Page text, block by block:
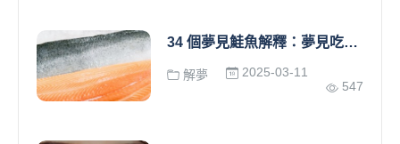
34 個夢見鮭魚解釋：夢見吃鮭魚、夢見釣鮭魚、夢見鮭魚生活、夢見鮭魚游泳
解夢
2025-03-11
547